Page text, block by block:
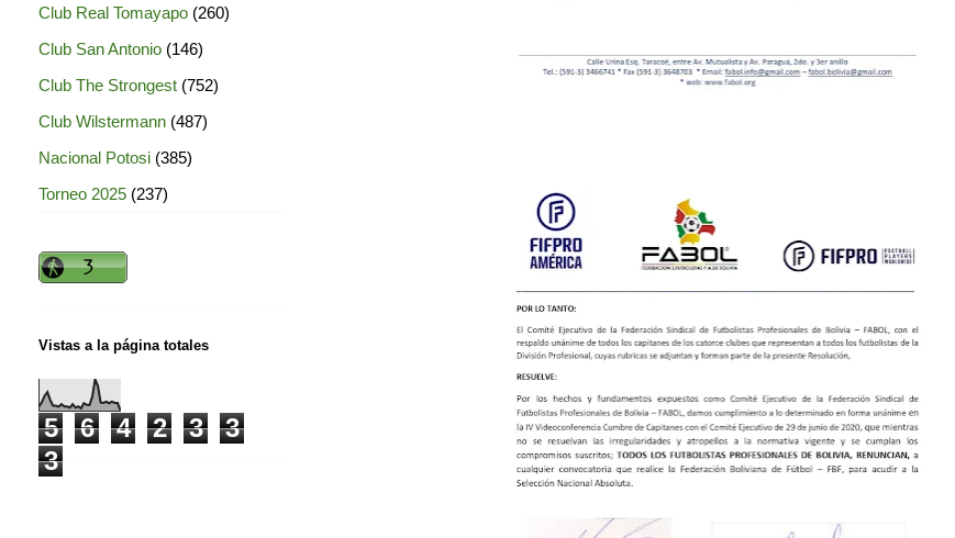
Club Real Tomayapo (260)
Club San Antonio (146)
Club The Strongest (752)
Club Wilstermann (487)
Nacional Potosi (385)
Torneo 2025 (237)
Vistas a la página totales
5 6 4 2 3
3
3